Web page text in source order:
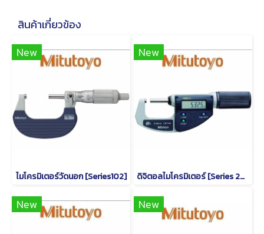
สินค้าเกี่ยวข้อง
New
ไมโครมิเตอร์วัดนอก [Series102]
New
ดิจิตอลไมโครมิเตอร์ [Series 293]
New New